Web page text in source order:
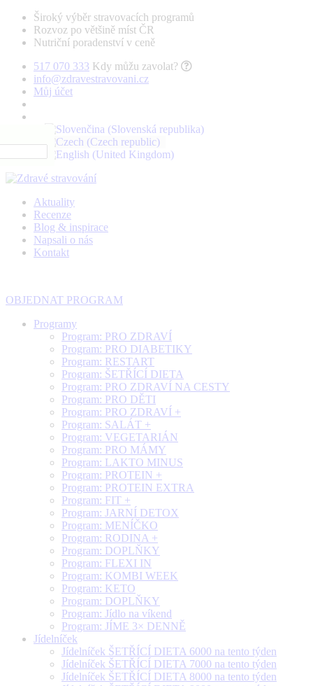
Široký výběr stravovacích programů
Rozvoz po většině míst ČR
Nutriční poradenství v ceně
517 070 333 Kdy můžu zavolat?
info@zdravestravovani.cz
Můj účet
Aktuality
Recenze
Blog & inspirace
Napsali o nás
Kontakt
OBJEDNAT PROGRAM
Programy
Program: PRO ZDRAVÍ
Program: PRO DIABETIKY
Program: RESTART
Program: ŠETŘÍCÍ DIETA
Program: PRO ZDRAVÍ NA CESTY
Program: PRO DĚTI
Program: PRO ZDRAVÍ +
Program: SALÁT +
Program: VEGETARIÁN
Program: PRO MÁMY
Program: LAKTO MINUS
Program: PROTEIN +
Program: PROTEIN EXTRA
Program: FIT +
Program: JARNÍ DETOX
Program: MENÍČKO
Program: RODINA +
Program: DOPLŇKY
Program: FLEXI IN
Program: KOMBI WEEK
Program: KETO
Program: DOPLŇKY
Program: Jídlo na víkend
Program: JÍME 3× DENNĚ
Jídelníček
Jídelníček ŠETŘÍCÍ DIETA 6000 na tento týden
Jídelníček ŠETŘÍCÍ DIETA 7000 na tento týden
Jídelníček ŠETŘÍCÍ DIETA 8000 na tento týden